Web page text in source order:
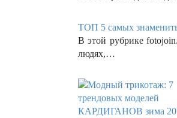
ТОП 5 самых
В этой рубрике
людях,…